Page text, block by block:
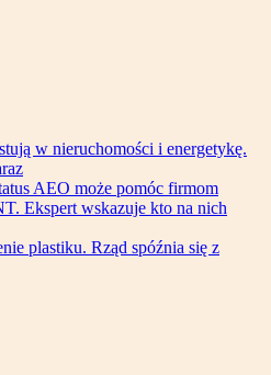
w nieruchomości i energetykę.
AEO może pomóc firmom
Ekspert wskazuje kto na nich
plastiku. Rząd spóźnia się z